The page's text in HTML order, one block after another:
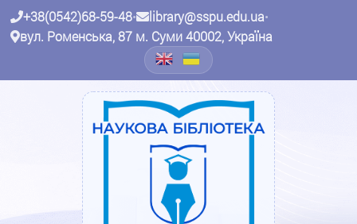
+38(0542)68-59-48• library@sspu.edu.ua•
вул. Роменська, 87 м. Суми 40002, Україна